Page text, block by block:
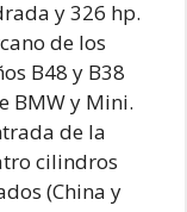
y 326 hp.
de los
B48 y B38
BMW y Mini.
de la
cilindros
(China y